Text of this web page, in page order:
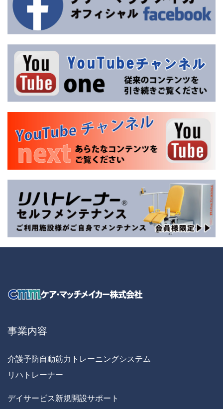
事業内容
介護予防自動筋力トレーニングシステム
リハトレーナー
デイサービス新規開設サポート